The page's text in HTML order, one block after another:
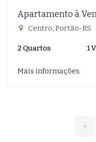
Apartamento à
Centro, Portão-RS
2 Quartos 1
Mais informações
‹